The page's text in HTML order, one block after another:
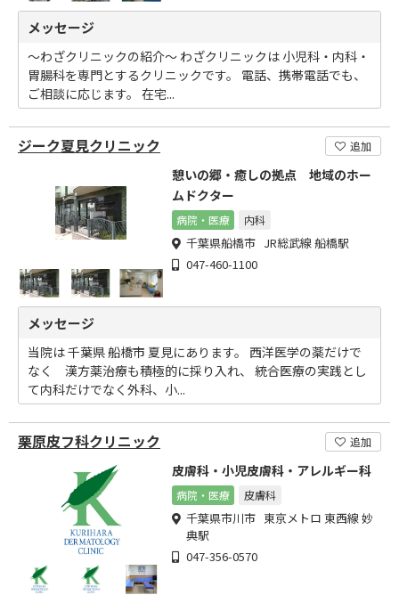
メッセージ
～わざクリニックの紹介～ わざクリニックは 小児科・内科・
胃腸科を専門とするクリニックです。 電話、携帯電話でも、
ご相談に応じます。 在宅...
ジーク夏見クリニック 追加
憩いの郷・癒しの拠点 地域のホー
ムドクター
病院・医療 内科
千葉県船橋市 JR総武線 船橋駅
047-460-1100
メッセージ
当院は 千葉県 船橋市 夏見にあります。 西洋医学の薬だけで
なく 漢方薬治療も積極的に採り入れ、 統合医療の実践とし
て内科だけでなく外科、小...
栗原皮フ科クリニック 追加
皮膚科・小児皮膚科・アレルギー科
病院・医療 皮膚科
千葉県市川市 東京メトロ 東西線 妙
典駅
047-356-0570